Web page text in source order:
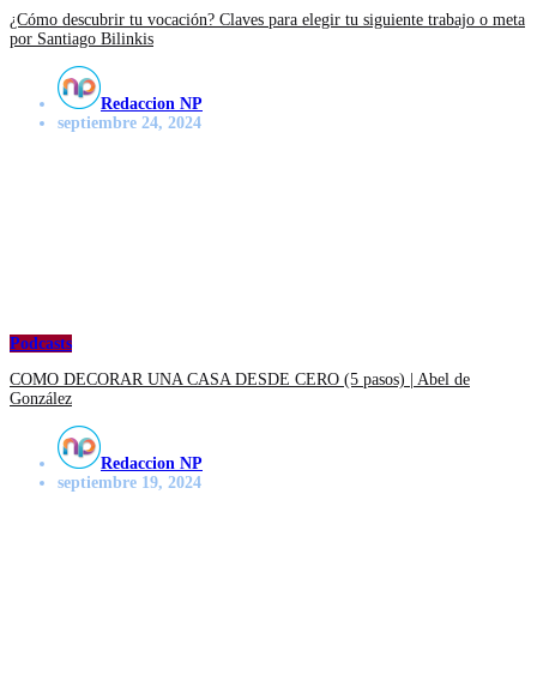
¿Cómo descubrir tu vocación? Claves para elegir tu siguiente trabajo o meta
por Santiago Bilinkis
Redaccion NP
septiembre 24, 2024
Podcasts
COMO DECORAR UNA CASA DESDE CERO (5 pasos) | Abel de
González
Redaccion NP
septiembre 19, 2024